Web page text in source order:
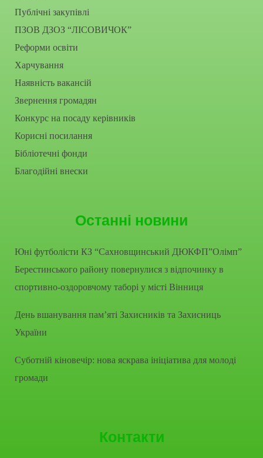
Публічні закупівлі
ПЗОВ ДЗОЗ “ЛІСОВИЧОК”
Реформи освіти
Харчування
Наявність вакансій
Звернення громадян
Конкурс на посаду керівників
Корисні посилання
Бібліотечні фонди
Благодійні внески
Останні новини
Юні футболісти КЗ “Сахновщинський ДЮКФП”Олімп”
Берестинського району повернулися з відпочинку в
спортивно-оздоровчому таборі у місті Вінниця
День вшанування пам’яті Захисників та Захисниць
України
Суботній кіновечір: нова яскрава ініціатива для молоді
громади
Контакти